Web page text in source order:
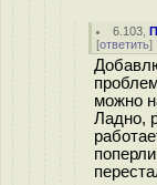
6.103 ,
[ответить]
можно
Ладно,